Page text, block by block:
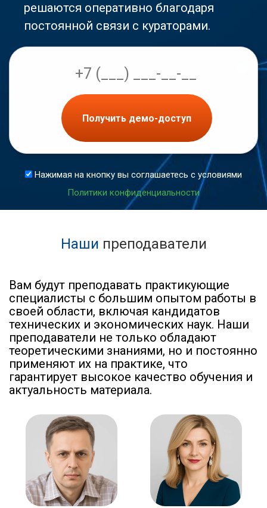
решаются оперативно благодаря
постоянной связи с кураторами.
Получить демо-доступ
Нажимая на кнопку вы соглашаетесь с условиями
Политики конфиденциальности
Наши преподаватели
Вам будут преподавать практикующие
специалисты с большим опытом работы в
своей области, включая кандидатов
технических и экономических наук. Наши
преподаватели не только обладают
теоретическими знаниями, но и постоянно
применяют их на практике, что
гарантирует высокое качество обучения и
актуальность материала.